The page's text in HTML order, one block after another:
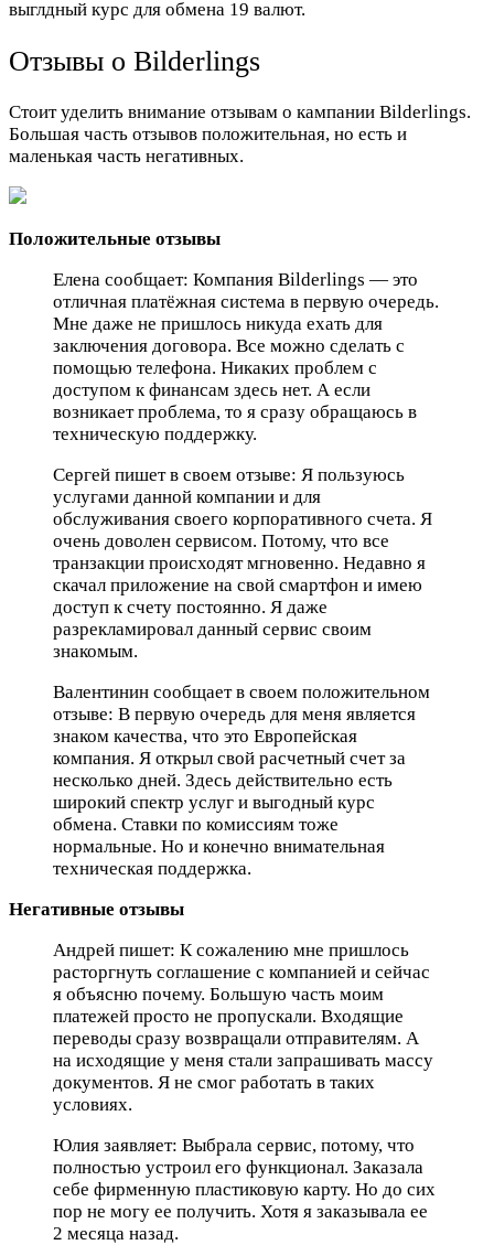
выглдный курс для обмена 19 валют.
Отзывы о Bilderlings
Стоит уделить внимание отзывам о кампании Bilderlings.
Большая часть отзывов положительная, но есть и
маленькая часть негативных.
Положительные отзывы
Елена сообщает: Компания Bilderlings — это
отличная платёжная система в первую очередь.
Мне даже не пришлось никуда ехать для
заключения договора. Все можно сделать с
помощью телефона. Никаких проблем с
доступом к финансам здесь нет. А если
возникает проблема, то я сразу обращаюсь в
техническую поддержку.
Сергей пишет в своем отзыве: Я пользуюсь
услугами данной компании и для
обслуживания своего корпоративного счета. Я
очень доволен сервисом. Потому, что все
транзакции происходят мгновенно. Недавно я
скачал приложение на свой смартфон и имею
доступ к счету постоянно. Я даже
разрекламировал данный сервис своим
знакомым.
Валентинин сообщает в своем положительном
отзыве: В первую очередь для меня является
знаком качества, что это Европейская
компания. Я открыл свой расчетный счет за
несколько дней. Здесь действительно есть
широкий спектр услуг и выгодный курс
обмена. Ставки по комиссиям тоже
нормальные. Но и конечно внимательная
техническая поддержка.
Негативные отзывы
Андрей пишет: К сожалению мне пришлось
расторгнуть соглашение с компанией и сейчас
я объясню почему. Большую часть моим
платежей просто не пропускали. Входящие
переводы сразу возвращали отправителям. А
на исходящие у меня стали запрашивать массу
документов. Я не смог работать в таких
условиях.
Юлия заявляет: Выбрала сервис, потому, что
полностью устроил его функционал. Заказала
себе фирменную пластиковую карту. Но до сих
пор не могу ее получить. Хотя я заказывала ее
2 месяца назад.